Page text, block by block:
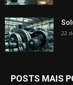
22
POSTS MAIS